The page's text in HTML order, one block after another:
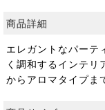
商品詳細
エレガントなパーテ
く調和するインテリ
からアロマタイプま